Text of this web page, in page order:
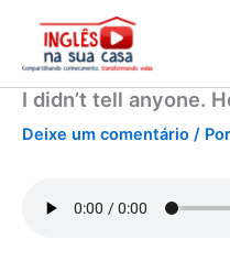
conteúdo
I didn’t tell anyone.
Deixe um comentário / Por